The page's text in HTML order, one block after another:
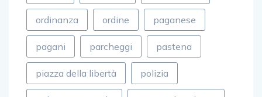
ordinanza ordine paganese
pagani parcheggi pastena
piazza della libertà polizia